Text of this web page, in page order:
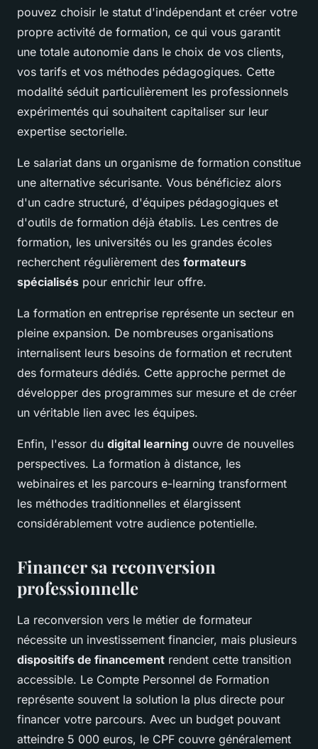
pouvez choisir le statut d'indépendant et créer votre
propre activité de formation, ce qui vous garantit
une totale autonomie dans le choix de vos clients,
vos tarifs et vos méthodes pédagogiques. Cette
modalité séduit particulièrement les professionnels
expérimentés qui souhaitent capitaliser sur leur
expertise sectorielle.
Le salariat dans un organisme de formation constitue
une alternative sécurisante. Vous bénéficiez alors
d'un cadre structuré, d'équipes pédagogiques et
d'outils de formation déjà établis. Les centres de
formation, les universités ou les grandes écoles
recherchent régulièrement des formateurs
spécialisés pour enrichir leur offre.
La formation en entreprise représente un secteur en
pleine expansion. De nombreuses organisations
internalisent leurs besoins de formation et recrutent
des formateurs dédiés. Cette approche permet de
développer des programmes sur mesure et de créer
un véritable lien avec les équipes.
Enfin, l'essor du digital learning ouvre de nouvelles
perspectives. La formation à distance, les
webinaires et les parcours e-learning transforment
les méthodes traditionnelles et élargissent
considérablement votre audience potentielle.
Financer sa reconversion
professionnelle
La reconversion vers le métier de formateur
nécessite un investissement financier, mais plusieurs
dispositifs de financement rendent cette transition
accessible. Le Compte Personnel de Formation
représente souvent la solution la plus directe pour
financer votre parcours. Avec un budget pouvant
atteindre 5 000 euros, le CPF couvre généralement